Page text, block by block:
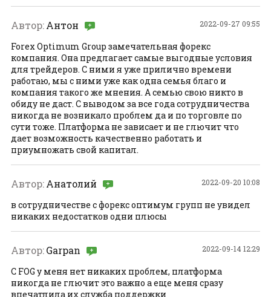
2022-09-27 09:55
Автор:Антон
Forex Optimum Group замечательная форекс
компания. Она предлагает самые выгодные условия
для трейдеров. С ними я уже прилично времени
работаю, мы с ними уже как одна семья благо и
компания такого же мнения. А семью свою никто в
обиду не даст. С выводом за все года сотрудничества
никогда не возникало проблем да и по торговле по
сути тоже. Платформа не зависает и не глючит что
дает возможность качественно работать и
приумножать свой капитал.
2022-09-20 10:08
Автор:Анатолий
в сотрудничестве с форекс оптимум групп не увидел
никаких недостатков одни плюсы
2022-09-14 12:29
Автор:Garpan
С FOG у меня нет никаких проблем, платформа
никогда не глючит это важно а еще меня сразу
впечатлила их служба поддержки